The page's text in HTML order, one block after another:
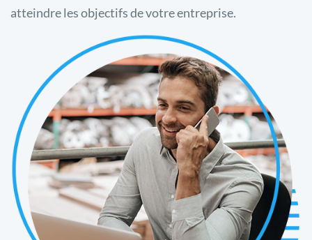
atteindre les objectifs de votre entreprise.